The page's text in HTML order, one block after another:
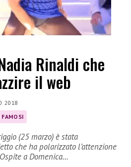
Rinaldi che
il web
2018
FAMOSI
(25 marzo) è stata
che ha polarizzato l’attenzione
a Domenica…